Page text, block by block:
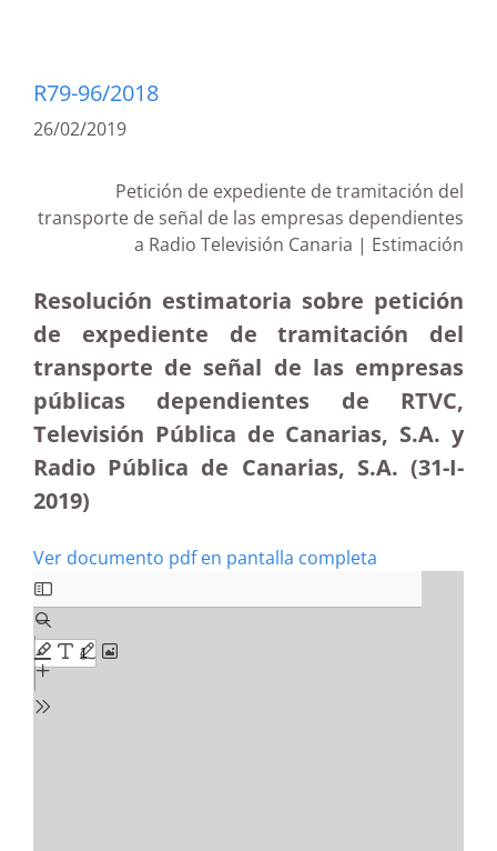
R79-96/2018
26/02/2019
Petición de expediente de tramitación del
transporte de señal de las empresas dependientes
a Radio Televisión Canaria | Estimación
Resolución estimatoria sobre petición
de expediente de tramitación del
transporte de señal de las empresas
públicas dependientes de RTVC,
Televisión Pública de Canarias, S.A. y
Radio Pública de Canarias, S.A. (31-I-
2019)
Ver documento pdf en pantalla completa